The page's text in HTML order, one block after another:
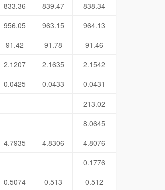
833.36 839.47
838.34
956.05 963.15
964.13
91.42 91.78
91.46
2.1207 2.1635
2.1542
0.0425 0.0433
0.0431
213.02
8.0645
4.7935 4.8306
4.8076
0.1776
0.5074 0.513
0.512